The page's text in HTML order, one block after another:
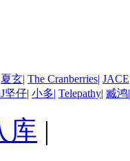
夏玄| The Cranberries|
坚仔| 小多| Telepathy| 臧鸿|
库 |